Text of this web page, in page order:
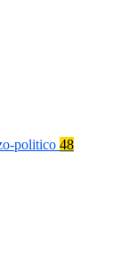
politico 48